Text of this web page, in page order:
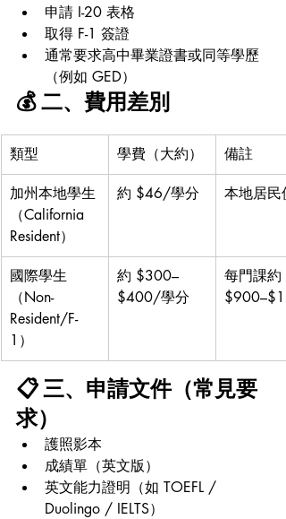
申請 I-20 表格
取得 F-1 簽證
通常要求高中畢業證書或同等學歷
（例如 GED）
💰 二、費用差別
類型 學費（大約） 備註
加州本地學生
（California
Resident）
約 $46/學分 本地居民價
國際學生
（Non-
Resident/F-
1）
約 $300–
$400/學分
每門課約
📋 三、申請文件（常見要
求）
護照影本
成績單（英文版）
英文能力證明（如 TOEFL /
Duolingo / IELTS）